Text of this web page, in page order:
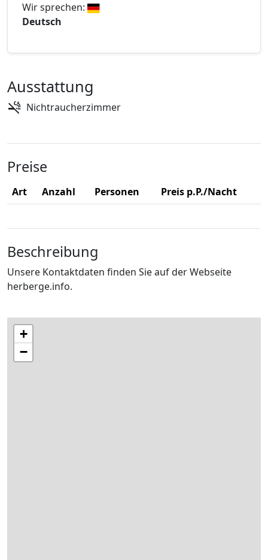
Wir sprechen:
Deutsch
Ausstattung
Nichtraucherzimmer
Preise
Art Anzahl Personen Preis p.P./Nacht
Beschreibung
Unsere Kontaktdaten finden Sie auf der Webseite
herberge.info.
+
−